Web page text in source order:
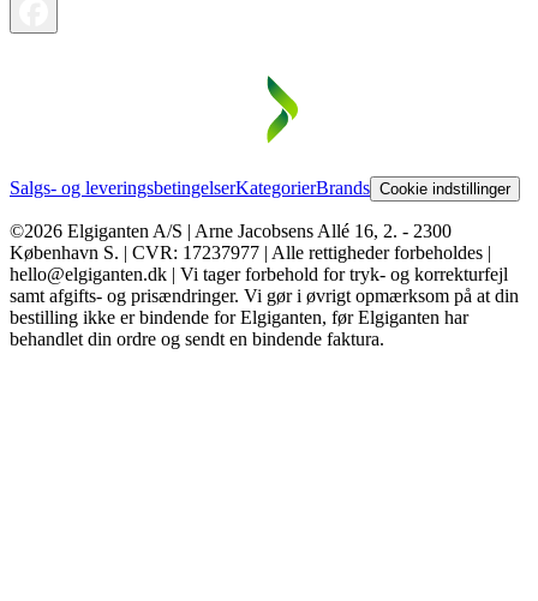
Salgs- og leveringsbetingelserKategorierBrands Cookie indstillinger
©2026 Elgiganten A/S | Arne Jacobsens Allé 16, 2. - 2300
København S. | CVR: 17237977 | Alle rettigheder forbeholdes |
hello@elgiganten.dk | Vi tager forbehold for tryk- og korrekturfejl
samt afgifts- og prisændringer. Vi gør i øvrigt opmærksom på at din
bestilling ikke er bindende for Elgiganten, før Elgiganten har
behandlet din ordre og sendt en bindende faktura.